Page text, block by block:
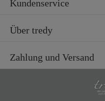
Kundenservice
Über tredy
Zahlung und Versand